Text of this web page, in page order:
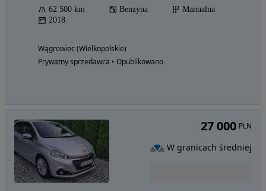
62 500 km Benzyna
Manualna
2018
Wągrowiec (Wielkopolskie)
Prywatny sprzedawca • Opublikowano
27 000 PLN
W granicach średniej